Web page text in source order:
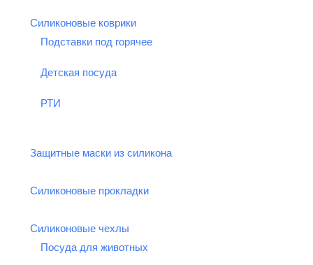
Силиконовые коврики
Подставки под горячее
Детская посуда
РТИ
Защитные маски из силикона
Силиконовые прокладки
Силиконовые чехлы
Посуда для животных